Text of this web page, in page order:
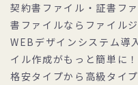
契約書ファイル・証書フ
書ファイルならファイル
WEBデザインシステム導
イル作成がもっと簡単に！
格安タイプから高級タイ